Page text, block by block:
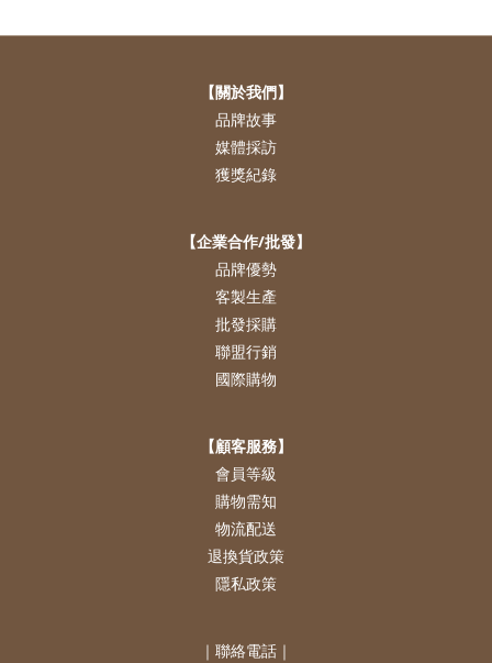
【關於我們】
品牌故事
媒體採訪
獲獎紀錄
【企業合作/批發】
品牌優勢
客製生產
批發採購
聯盟行銷
國際購物
【顧客服務】
會員等級
購物需知
物流配送
退換貨政策
隱私政策
｜聯絡電話｜